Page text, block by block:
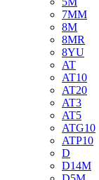
7MM
8M
8MR
8YU
AT
AT10
AT20
AT3
AT5
ATG10
ATP10
D
D14M